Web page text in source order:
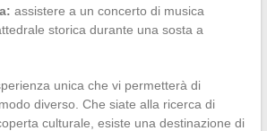
assistere a un concerto di musica
storica durante una sosta a
unica che vi permetterà di
diverso. Che siate alla ricerca di
culturale, esiste una destinazione di